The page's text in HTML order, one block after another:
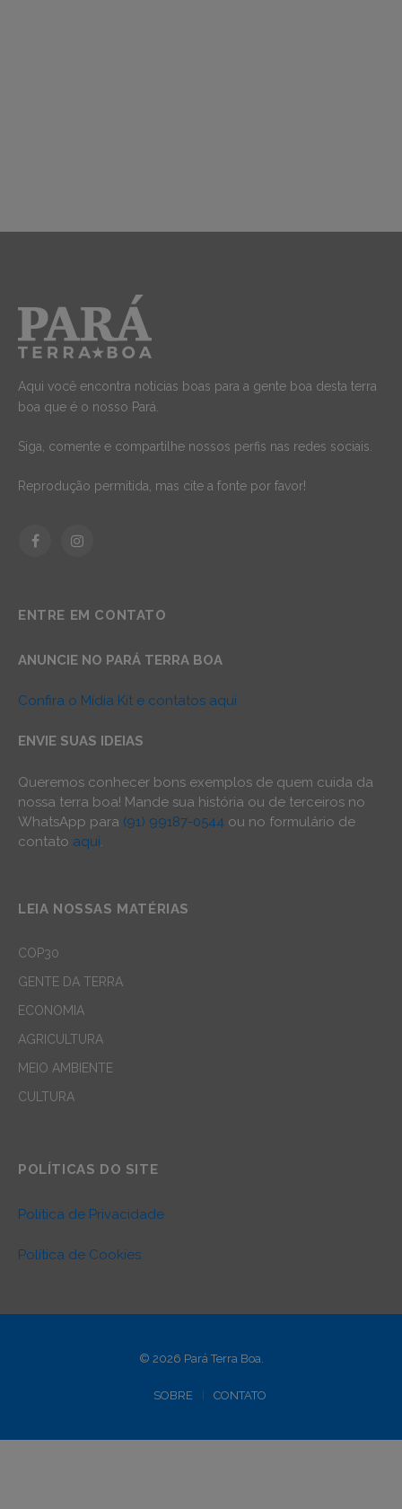
Aqui você encontra notícias boas para a gente boa desta terra
boa que é o nosso Pará.
Siga, comente e compartilhe nossos perfis nas redes sociais.
Reprodução permitida, mas cite a fonte por favor!
FacebookInstagram
ENTRE EM CONTATO
ANUNCIE NO PARÁ TERRA BOA
Confira o Mídia Kit e contatos aqui
ENVIE SUAS IDEIAS
Queremos conhecer bons exemplos de quem cuida da
nossa terra boa! Mande sua história ou de terceiros no
WhatsApp para (91) 99187-0544 ou no formulário de
contato aqui
LEIA NOSSAS MATÉRIAS
COP30
GENTE DA TERRA
ECONOMIA
AGRICULTURA
MEIO AMBIENTE
CULTURA
POLÍTICAS DO SITE
Política de Privacidade
Política de Cookies
© 2026 Pará Terra Boa.
SOBRE CONTATO